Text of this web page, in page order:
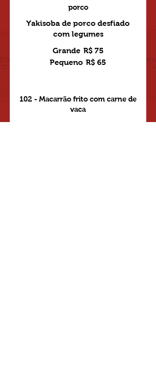
porco
Yakisoba de porco desfiado
com legumes
Grande R$ 75
Pequeno R$ 65
102 - Macarrão frito com carne de
vaca